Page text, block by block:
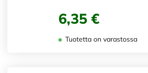
6,35 €
Tuotetta on varastossa